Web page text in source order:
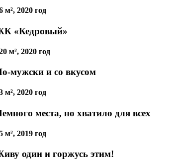
м², 2020 год
«Кедровый»
м², 2020 год
мужски и со вкусом
м², 2020 год
места, но хватило для всех
м², 2019 год
один и горжусь этим!